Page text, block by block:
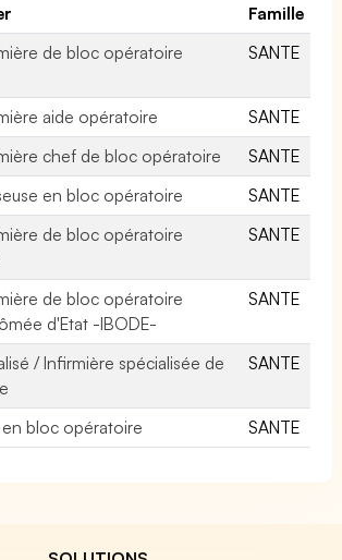
Famille
de bloc opératoire
SANTE
aide opératoire
SANTE
chef de bloc opératoire
SANTE
en bloc opératoire
SANTE
de bloc opératoire
SANTE
de bloc opératoire
d'Etat -IBODE-
SANTE
/ Infirmière spécialisée de
SANTE
bloc opératoire SANTE